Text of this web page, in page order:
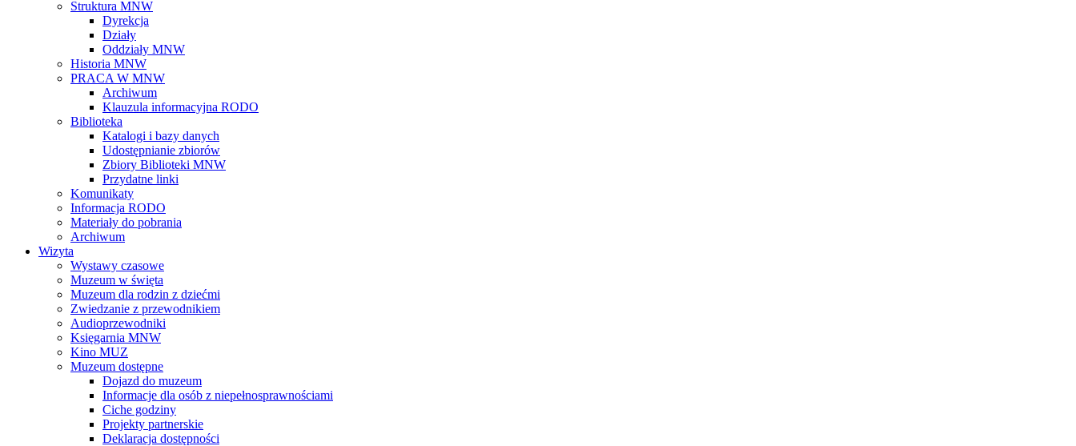
Struktura MNW
Dyrekcja
Działy
Oddziały MNW
Historia MNW
PRACA W MNW
Archiwum
Klauzula informacyjna RODO
Biblioteka
Katalogi i bazy danych
Udostępnianie zbiorów
Zbiory Biblioteki MNW
Przydatne linki
Komunikaty
Informacja RODO
Materiały do pobrania
Archiwum
Wizyta
Wystawy czasowe
Muzeum w święta
Muzeum dla rodzin z dziećmi
Zwiedzanie z przewodnikiem
Audioprzewodniki
Księgarnia MNW
Kino MUZ
Muzeum dostępne
Dojazd do muzeum
Informacje dla osób z niepełnosprawnościami
Ciche godziny
Projekty partnerskie
Deklaracja dostępności